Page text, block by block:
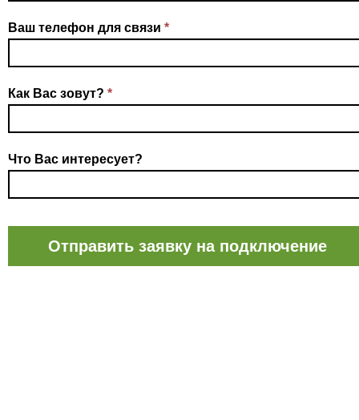
Ваш телефон для связи *
Как Вас зовут? *
Что Вас интересует?
Отправить заявку на подключение